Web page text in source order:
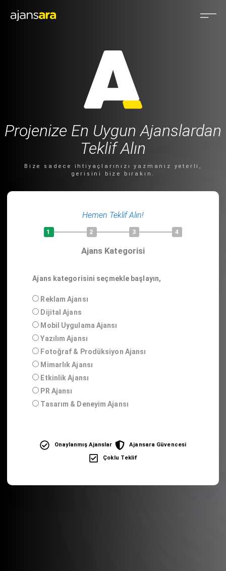
Projenize En Uygun Ajanslardan
Teklif Alın
Bize sadece ihtiyaçlarınızı yazmanız yeterli,
gerisini bize bırakın.
Hemen Teklif Alın!
1 2 3 4
Ajans Kategorisi
Ajans kategorisini seçmekle başlayın,
Reklam Ajansı
Dijital Ajans
Mobil Uygulama Ajansı
Yazılım Ajansı
Fotoğraf & Prodüksiyon Ajansı
Mimarlık Ajansı
Etkinlik Ajansı
PR Ajansı
Tasarım & Deneyim Ajansı
Onaylanmış Ajanslar
Ajansara Güvencesi
Çoklu Teklif